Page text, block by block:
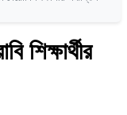
শিক্ষার্থীর